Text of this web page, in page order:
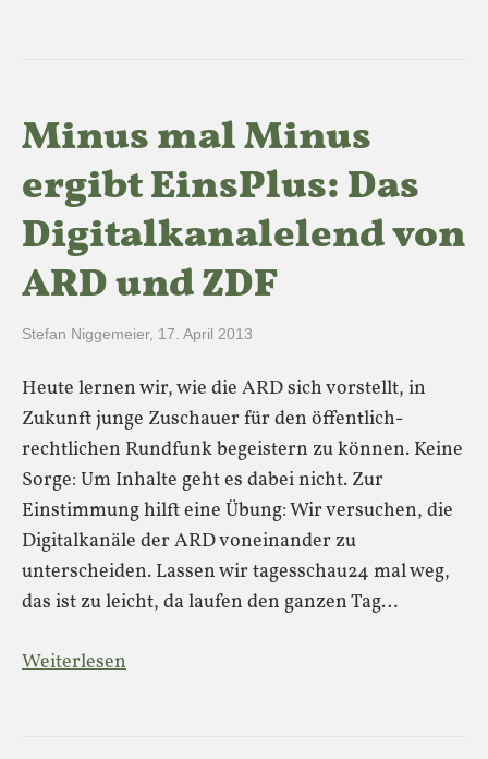
Minus mal Minus
ergibt EinsPlus: Das
Digitalkanalelend von
ARD und ZDF
Stefan Niggemeier, 17. April 2013
Heute lernen wir, wie die ARD sich vorstellt, in
Zukunft junge Zuschauer für den öffentlich-
rechtlichen Rundfunk begeistern zu können. Keine
Sorge: Um Inhalte geht es dabei nicht. Zur
Einstimmung hilft eine Übung: Wir versuchen, die
Digitalkanäle der ARD voneinander zu
unterscheiden. Lassen wir tagesschau24 mal weg,
das ist zu leicht, da laufen den ganzen Tag…
Weiterlesen